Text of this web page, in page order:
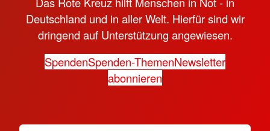
Deutschland und in aller Welt. Hierfür sind wir
dringend auf Unterstützung angewiesen.
SpendenSpenden-ThemenNewsletter
abonnieren